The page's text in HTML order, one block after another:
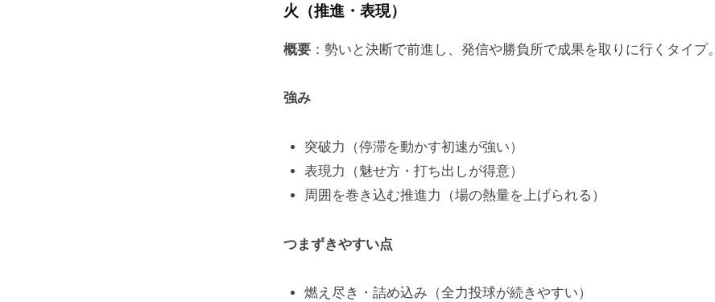
火（推進・表現）
概要 ：勢いと決断で前進し、発信や勝負所で成果を取りに行くタイプ。
強み
突破力（停滞を動かす初速が強い）
表現力（魅せ方・打ち出しが得意）
周囲を巻き込む推進力（場の熱量を上げられる）
つまずきやすい点
燃え尽き・詰め込み（全力投球が続きやすい）